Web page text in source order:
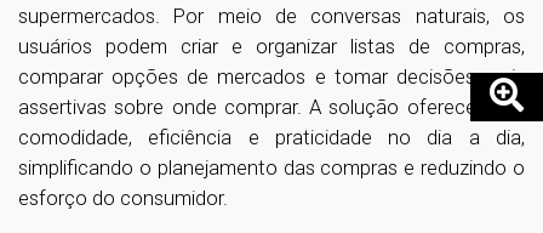
supermercados. Por meio de conversas naturais, os
usuários podem criar e organizar listas de compras,
comparar opções de mercados e tomar decisões mais
assertivas sobre onde comprar. A solução oferece mais
comodidade, eficiência e praticidade no dia a dia,
simplificando o planejamento das compras e reduzindo o
esforço do consumidor.